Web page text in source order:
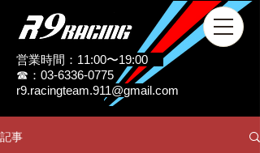
営業時間：11:00〜19:00
☎：03-6336-0775
r9.racingteam.911@gmail.com
記事